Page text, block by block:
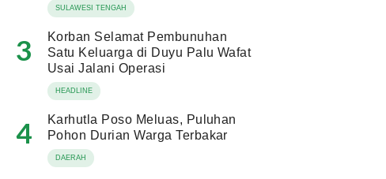
SULAWESI TENGAH
3
Korban Selamat Pembunuhan
Satu Keluarga di Duyu Palu Wafat
Usai Jalani Operasi
HEADLINE
4
Karhutla Poso Meluas, Puluhan
Pohon Durian Warga Terbakar
DAERAH